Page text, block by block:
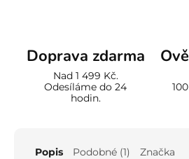
Doprava zdarma
Nad 1 499 Kč.
Odesíláme do 24
hodin.
Popis Podobné (1) Značka